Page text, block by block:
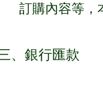
訂購內容等，
、銀行匯款